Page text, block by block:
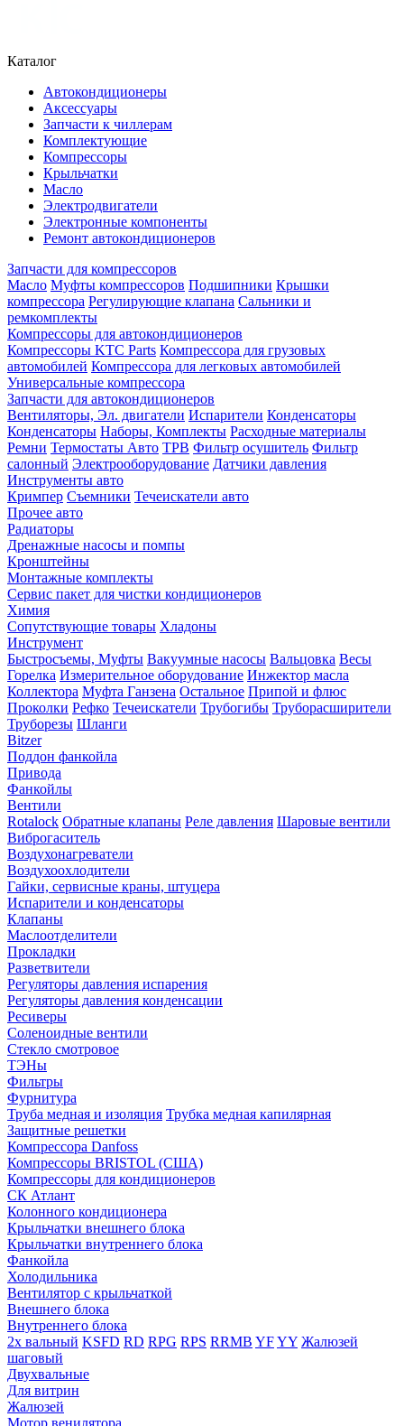
Каталог
Автокондиционеры
Аксессуары
Запчасти к чиллерам
Комплектующие
Компрессоры
Крыльчатки
Масло
Электродвигатели
Электронные компоненты
Ремонт автокондиционеров
Запчасти для компрессоров
Масло Муфты компрессоров Подшипники Крышки
компрессора Регулирующие клапана Сальники и
ремкомплекты
Компрессоры для автокондиционеров
Компрессоры KTC Parts Компрессора для грузовых
автомобилей Компрессора для легковых автомобилей
Универсальные компрессора
Запчасти для автокондиционеров
Вентиляторы, Эл. двигатели Испарители Конденсаторы
Конденсаторы Наборы, Комплекты Расходные материалы
Ремни Термостаты Авто ТРВ Фильтр осушитель Фильтр
салонный Электрооборудование Датчики давления
Инструменты авто
Кримпер Съемники Течеискатели авто
Прочее авто
Радиаторы
Дренажные насосы и помпы
Кронштейны
Монтажные комплекты
Сервис пакет для чистки кондиционеров
Химия
Сопутствующие товары Хладоны
Инструмент
Быстросъемы, Муфты Вакуумные насосы Вальцовка Весы
Горелка Измерительное оборудование Инжектор масла
Коллектора Муфта Ганзена Остальное Припой и флюс
Проколки Рефко Течеискатели Трубогибы Труборасширители
Труборезы Шланги
Bitzer
Поддон фанкойла
Привода
Фанкойлы
Вентили
Rotalock Обратные клапаны Реле давления Шаровые вентили
Виброгаситель
Воздухонагреватели
Воздухоохлодители
Гайки, сервисные краны, штуцера
Испарители и конденсаторы
Клапаны
Маслоотделители
Прокладки
Разветвители
Регуляторы давления испарения
Регуляторы давления конденсации
Ресиверы
Соленоидные вентили
Стекло смотровое
ТЭНы
Фильтры
Фурнитура
Труба медная и изоляция Трубка медная капилярная
Защитные решетки
Компрессора Danfoss
Компрессоры BRISTOL (США)
Компрессоры для кондиционеров
СК Атлант
Колонного кондиционера
Крыльчатки внешнего блока
Крыльчатки внутреннего блока
Фанкойла
Холодильника
Вентилятор с крыльчаткой
Внешнего блока
Внутреннего блока
2х вальный KSFD RD RPG RPS RRMB YFYY Жалюзей
шаговый
Двухвальные
Для витрин
Жалюзей
Мотор венилятора